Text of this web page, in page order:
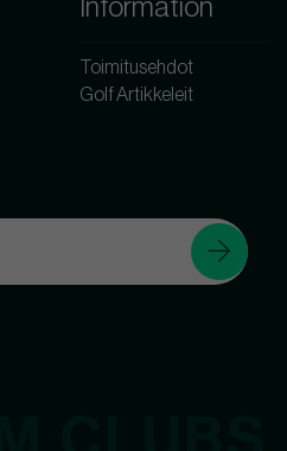
Information
Toimitusehdot
Golf Artikkeleit